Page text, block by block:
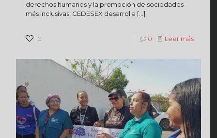
derechos humanos y la promoción de sociedades
más inclusivas, CEDESEX desarrolla […]
0 0 Leer más